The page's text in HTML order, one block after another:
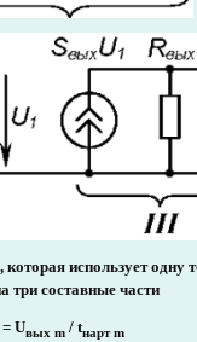
использует одну
три составные части
= Uвых m / tнарт m